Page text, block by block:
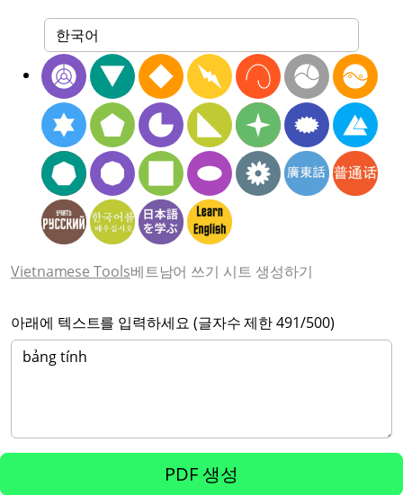
Vietnamese Tools베트남어 쓰기 시트 생성하기
아래에 텍스트를 입력하세요 (글자수 제한491/500)
PDF 생성